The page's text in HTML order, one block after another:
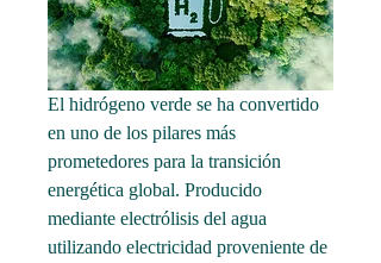
El hidrógeno verde se ha convertido
en uno de los pilares más
prometedores para la transición
energética global. Producido
mediante electrólisis del agua
utilizando electricidad proveniente de